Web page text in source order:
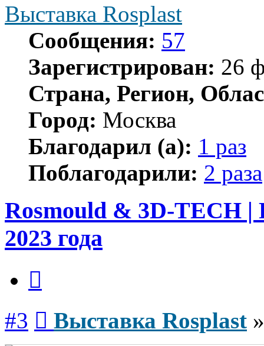
Выставка Rosplast
Сообщения: 57
Зарегистрирован: 26
Страна, Регион,
Город: Москва
Благодарил (а): 1 раз
Поблагодарили: 2 раза
Rosmould & 3D-TECH |
2023 года
#3 Выставка Rosplast